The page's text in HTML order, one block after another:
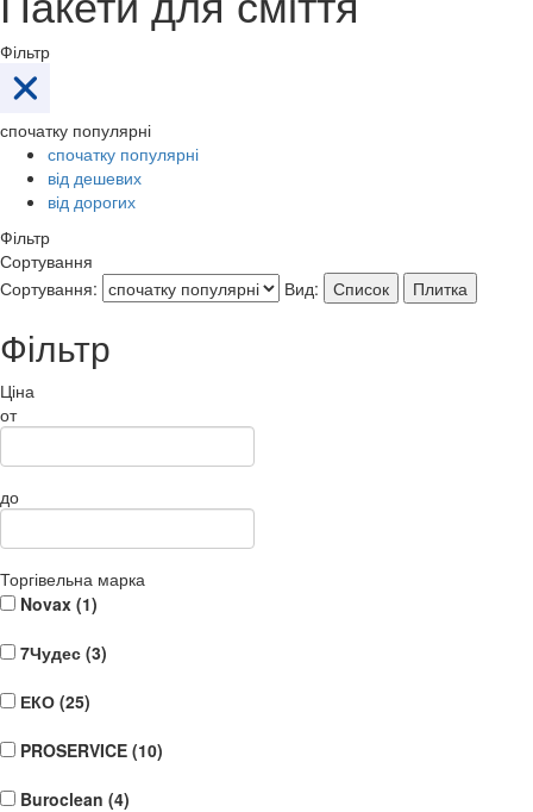
Фільтр
спочатку популярні
спочатку популярні
від дешевих
від дорогих
Фільтр
Сортування
Сортування:
Вид: Список Плитка
Фільтр
Ціна
от
до
Торгівельна марка
Novax (1)
7Чудес (3)
ЕКО (25)
PROSERVICE (10)
Buroclean (4)